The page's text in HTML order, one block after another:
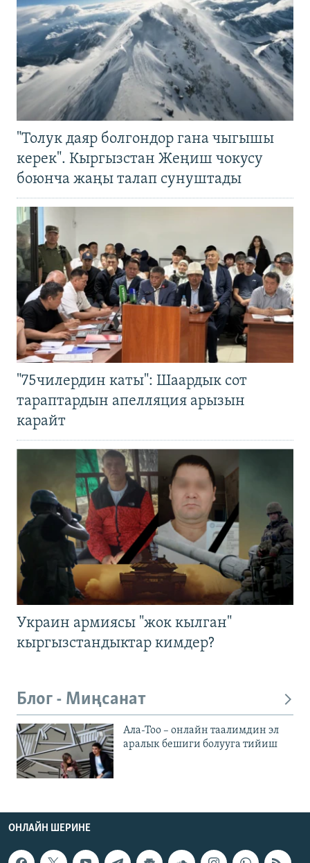
"Толук даяр болгондор гана чыгышы
керек". Кыргызстан Жеңиш чокусу
боюнча жаңы талап сунуштады
"75чилердин каты": Шаардык сот
тараптардын апелляция арызын
карайт
Украин армиясы "жок кылган"
кыргызстандыктар кимдер?
Блог - Миңсанат
Ала-Тоо – онлайн таалимдин эл
аралык бешиги болууга тийиш
ОНЛАЙН ШЕРИНЕ